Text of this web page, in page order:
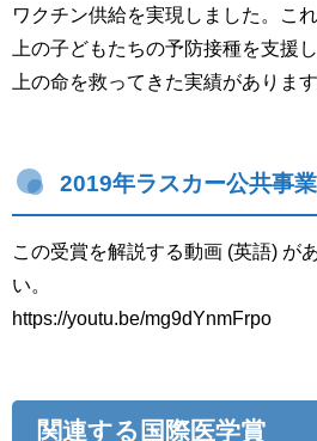
ワクチン供給を実現しました。こ
上の子どもたちの予防接種を支援
上の命を救ってきた実績があります
2019年ラスカー公共事
この受賞を解説する動画 (英語) が
い。
https://youtu.be/mg9dYnmFrpo
関連する国際医学賞